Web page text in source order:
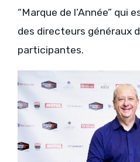
“Marque de l’Année” qui
des directeurs généraux
participantes.